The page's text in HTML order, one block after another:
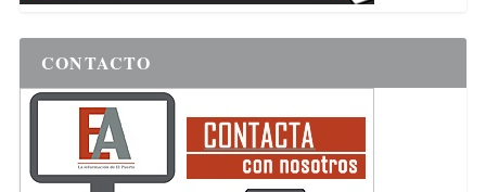
CONTACTO